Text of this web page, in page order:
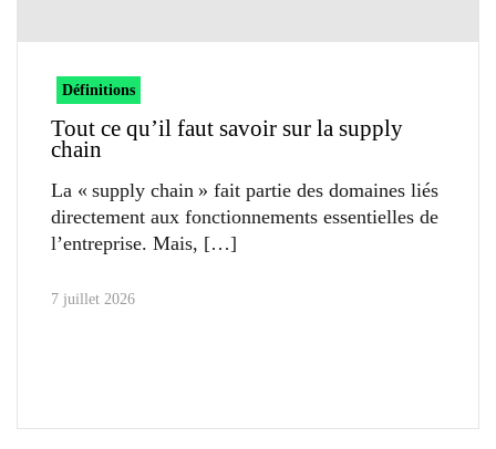
Définitions
Tout ce qu’il faut savoir sur la supply
chain
La « supply chain » fait partie des domaines liés
directement aux fonctionnements essentielles de
l’entreprise. Mais,
7 juillet 2026